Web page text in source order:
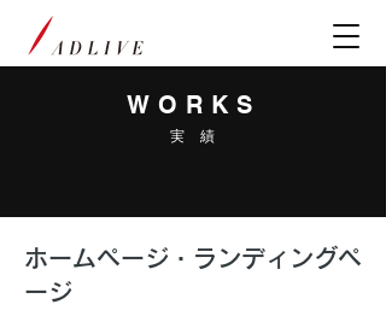
WORKS
実 績
ホームページ・ランディングペ
ージ